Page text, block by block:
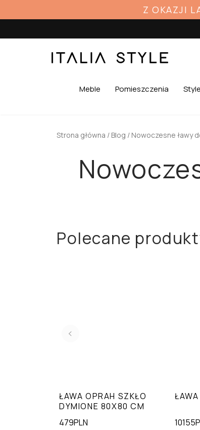
Z OKAZJI
Meble Pomieszczenia
Strona główna / Blog / Nowoczesne ławy
Polecane
ŁAWA OPRAH SZKŁO
DYMIONE 80X80 CM
479PLN